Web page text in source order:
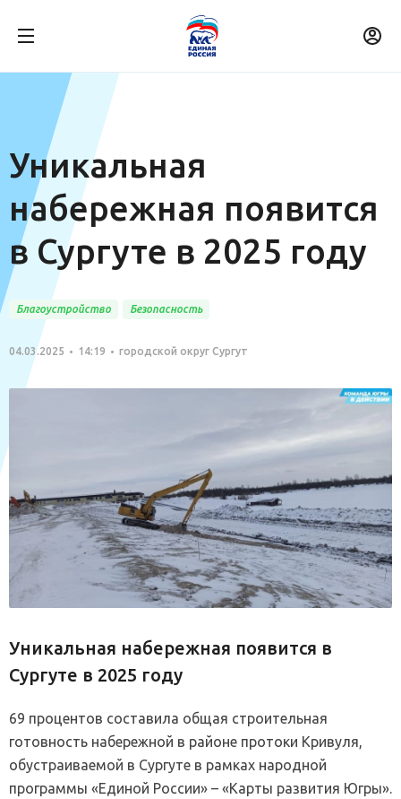
Уникальная
набережная появится
в Сургуте в 2025 году
Благоустройство Безопасность
04.03.2025 14:19 городской округ Сургут
Уникальная набережная появится в
Сургуте в 2025 году
69 процентов составила общая строительная
готовность набережной в районе протоки Кривуля,
обустраиваемой в Сургуте в рамках народной
программы «Единой России» – «Карты развития Югры».